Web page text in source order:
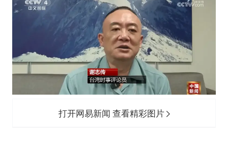
打开网易新闻 查看精彩图片